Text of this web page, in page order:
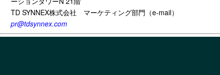
TD SYNNEX株式会社 マーケティング部門（e-mail）
pr@tdsynnex.com